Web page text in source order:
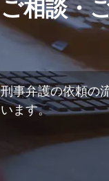
ご相談・
刑事弁護の依頼の
います。